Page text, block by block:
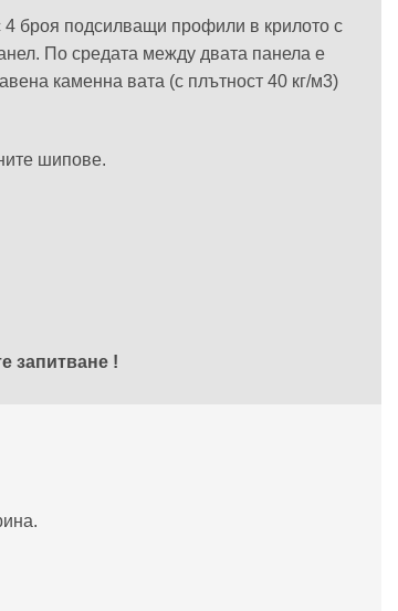
4 броя подсилващи профили в крилото с
По средата между двата панела е
каменна вата (с плътност 40 кг/м3)
шипове.
запитване !